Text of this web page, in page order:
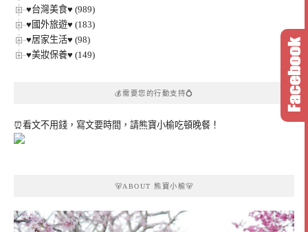
♥台灣美食♥ (989)
♥國外旅遊♥ (183)
♥居家生活♥ (98)
♥美妝保養♥ (149)
💰需要您的行動支持💍
⏰看文不用錢，寫文要時間，請熊寶小榆吃頓晚餐！
🐻ABOUT 熊寶小榆🐻